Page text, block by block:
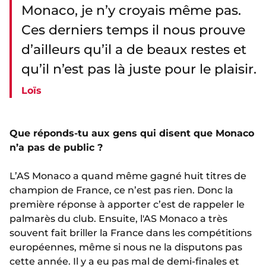
Monaco, je n’y croyais même pas.
Ces derniers temps il nous prouve
d’ailleurs qu’il a de beaux restes et
qu’il n’est pas là juste pour le plaisir.
Loïs
Que réponds-tu aux gens qui disent que Monaco
n’a pas de public ?
L’AS Monaco a quand même gagné huit titres de
champion de France, ce n’est pas rien. Donc la
première réponse à apporter c’est de rappeler le
palmarès du club. Ensuite, l'AS Monaco a très
souvent fait briller la France dans les compétitions
européennes, même si nous ne la disputons pas
cette année. Il y a eu pas mal de demi-finales et